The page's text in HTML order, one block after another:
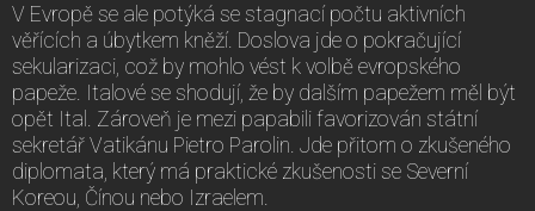
V Evropě se ale potýká se stagnací počtu aktivních
věřících a úbytkem kněží. Doslova jde o pokračující
sekularizaci, což by mohlo vést k volbě evropského
papeže. Italové se shodují, že by dalším papežem měl být
opět Ital. Zároveň je mezi papabili favorizován státní
sekretář Vatikánu Pietro Parolin. Jde přitom o zkušeného
diplomata, který má praktické zkušenosti se Severní
Koreou, Čínou nebo Izraelem.